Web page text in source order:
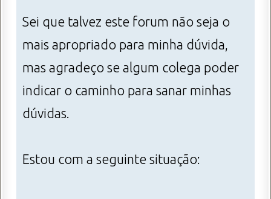
Sei que talvez este forum não seja o
mais apropriado para minha dúvida,
mas agradeço se algum colega poder
indicar o caminho para sanar minhas
dúvidas.
Estou com a seguinte situação: